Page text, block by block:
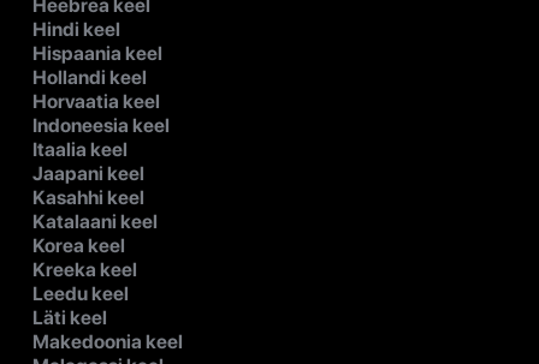
Heebrea keel
Hindi keel
Hispaania keel
Hollandi keel
Horvaatia keel
Indoneesia keel
Itaalia keel
Jaapani keel
Kasahhi keel
Katalaani keel
Korea keel
Kreeka keel
Leedu keel
Läti keel
Makedoonia keel